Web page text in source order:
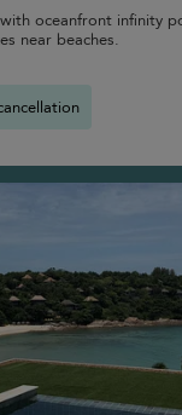
oceanfront infinity
near beaches.